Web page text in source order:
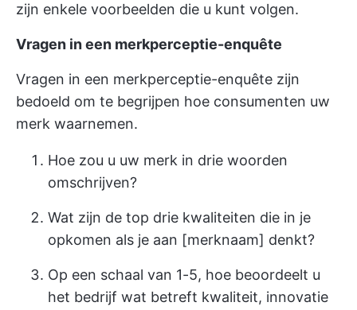
zijn enkele voorbeelden die u kunt volgen.
Vragen in een merkperceptie-enquête
Vragen in een merkperceptie-enquête zijn
bedoeld om te begrijpen hoe consumenten uw
merk waarnemen.
Hoe zou u uw merk in drie woorden
omschrijven?
Wat zijn de top drie kwaliteiten die in je
opkomen als je aan [merknaam] denkt?
Op een schaal van 1-5, hoe beoordeelt u
het bedrijf wat betreft kwaliteit, innovatie